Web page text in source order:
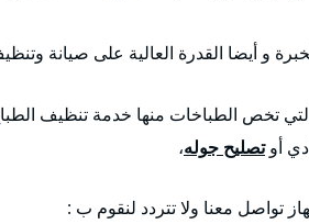
و أيضا القدرة العالية على صيانة
تخص الطباخات منها خدمة تنظيف
أوتصليح جوله،
تواصل معنا ولا تتردد لنقوم ب :